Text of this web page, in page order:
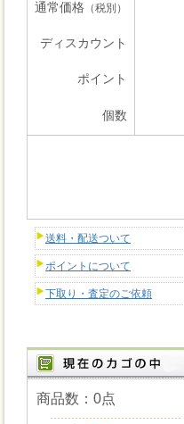
通常価格 （税別）
ディスカウント
ポイント
個数
送料・配送ついて
ポイントについて
下取り・査定のご依頼
商品数：0点